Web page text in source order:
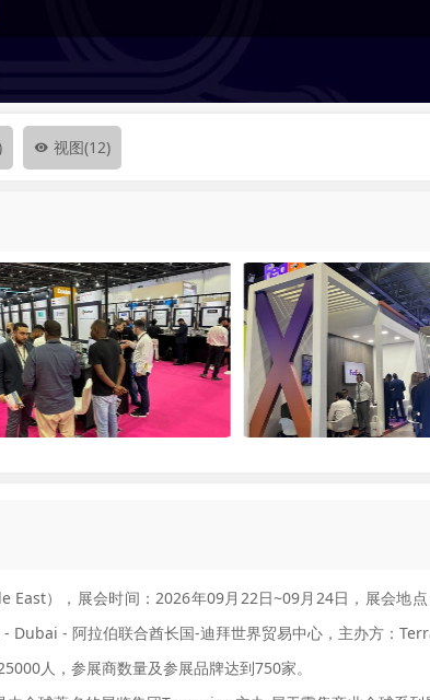
视图(12)
），展会时间：2026年09月22日~09月24日，展会地
- 阿拉伯联合酋长国-迪拜世界贸易中心，主办方：
人，参展商数量及参展品牌达到750家。